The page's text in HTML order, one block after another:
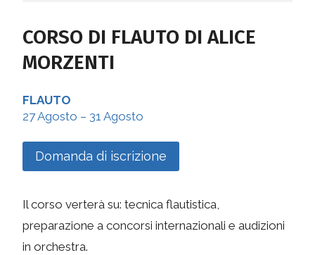
CORSO DI FLAUTO DI ALICE
MORZENTI
FLAUTO
27 Agosto – 31 Agosto
Domanda di iscrizione
Il corso verterà su: tecnica flautistica,
preparazione a concorsi internazionali e audizioni
in orchestra.